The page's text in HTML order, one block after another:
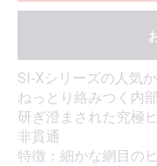
SI‐Xシリーズの人気
ねっとり絡みつく内
研ぎ澄まされた究極ヒ
非貫通
特徴：細かな網目の